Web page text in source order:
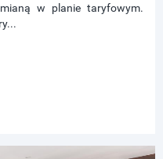
w planie taryfowym.